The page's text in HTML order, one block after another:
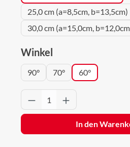
25,0 cm (a=8,5cm, b=13,5cm)
30,0 cm (a=15,0cm,
Winkel
90° 70° 60°
Produkt Anzahl: Gib
In den